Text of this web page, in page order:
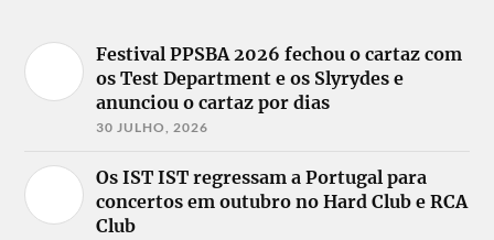
Festival PPSBA 2026 fechou o cartaz com
os Test Department e os Slyrydes e
anunciou o cartaz por dias
30 JULHO, 2026
Os IST IST regressam a Portugal para
concertos em outubro no Hard Club e RCA
Club